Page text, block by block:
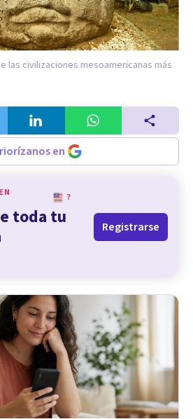
las civilizaciones mesoamericanas más
en
?
toda tu
Registrarse